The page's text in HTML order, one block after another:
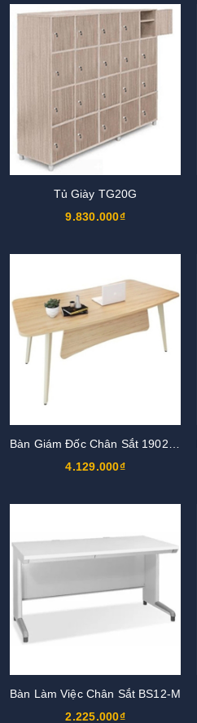
Tủ Giày TG20G
9.830.000₫
4.129.000₫
Bàn Làm Việc Chân Sắt BS12-M
2.225.000₫